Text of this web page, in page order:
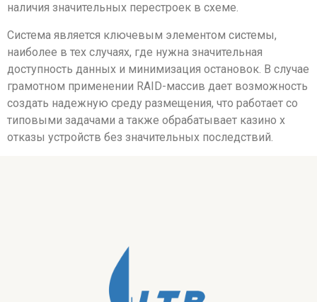
наличия значительных перестроек в схеме.
Система является ключевым элементом системы,
наиболее в тех случаях, где нужна значительная
доступность данных и минимизация остановок. В случае
грамотном применении RAID-массив дает возможность
создать надежную среду размещения, что работает со
типовыми задачами а также обрабатывает казино х
отказы устройств без значительных последствий.